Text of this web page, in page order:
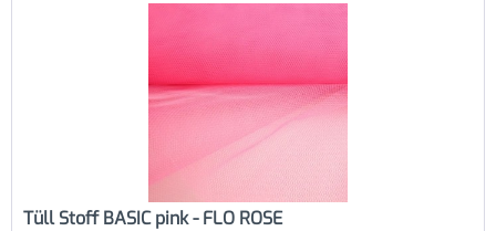
Tüll Stoff BASIC pink - FLO ROSE